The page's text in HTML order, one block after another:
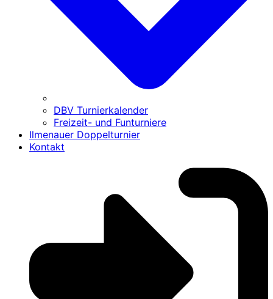
DBV Turnierkalender
Freizeit- und Funturniere
Ilmenauer Doppelturnier
Kontakt